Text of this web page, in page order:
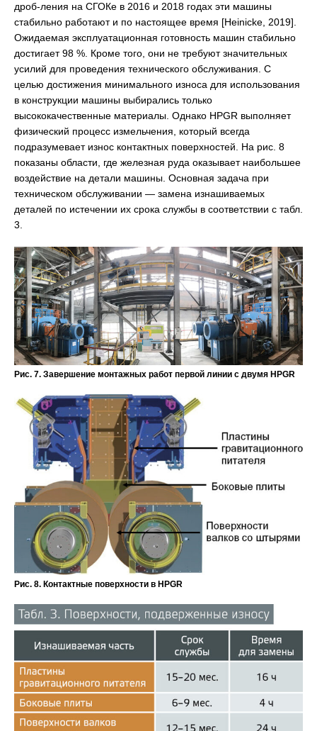
дроб-ления на СГОКе в 2016 и 2018 годах эти машины
стабильно работают и по настоящее время [Heinicke, 2019].
Ожидаемая эксплуатационная готовность машин стабильно
достигает 98 %. Кроме того, они не требуют значительных
усилий для проведения технического обслуживания. С
целью достижения минимального износа для использования
в конструкции машины выбирались только
высококачественные материалы. Однако HPGR выполняет
физический процесс измельчения, который всегда
подразумевает износ контактных поверхностей. На рис. 8
показаны области, где железная руда оказывает наибольшее
воздействие на детали машины. Основная задача при
техническом обслуживании — замена изнашиваемых
деталей по истечении их срока службы в соответствии с табл.
3.
Рис. 7. Завершение монтажных работ первой линии с двумя HPGR
Рис. 8. Контактные поверхности в HPGR